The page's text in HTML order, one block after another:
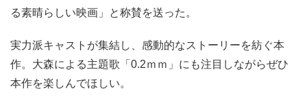
る素晴らしい映画」と称賛を送った。
実力派キャストが集結し、感動的なストーリーを紡ぐ本
作。大森による主題歌「0.2ｍｍ」にも注目しながらぜひ
本作を楽しんでほしい。